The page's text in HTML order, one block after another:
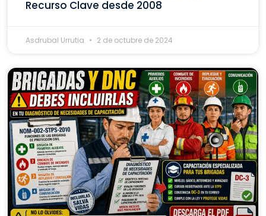
Recurso Clave desde 2008
Asdrubal Urrutia 2 de octubre de 2024